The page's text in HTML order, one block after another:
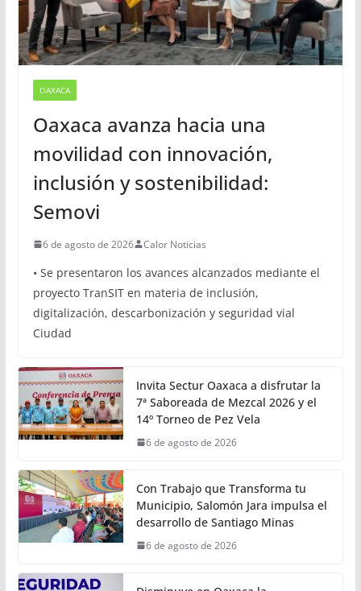
OAXACA
Oaxaca avanza hacia una
movilidad con innovación,
inclusión y sostenibilidad:
Semovi
6 de agosto de 2026
• Se presentaron los avances alcanzados mediante el
proyecto TranSIT en materia de inclusión,
digitalización, descarbonización y seguridad vial
Invita Sectur Oaxaca a disfrutar la
7ª Saboreada de Mezcal 2026 y el
14º Torneo de Pez Vela